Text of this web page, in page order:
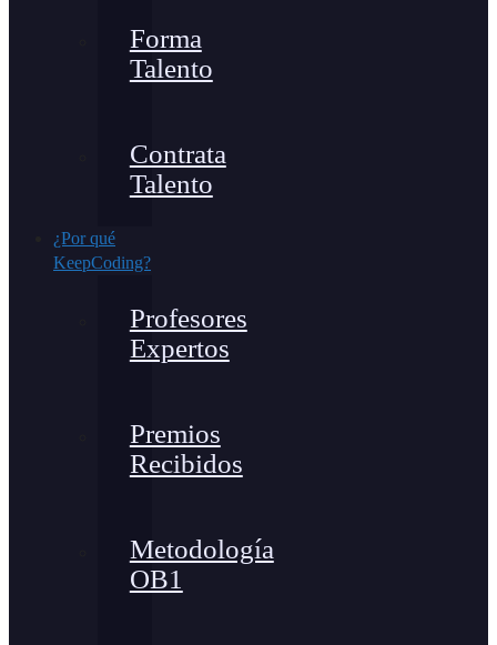
Forma
Talento
Contrata
Talento
¿Por qué
KeepCoding?
Profesores
Expertos
Premios
Recibidos
Metodología
OB1